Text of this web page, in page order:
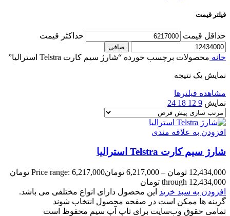
فیلتر قیمت
حداقل قیمت حداكثر قيمت
صافی
خانه محصولات برچسب خورده “شارژ سیم کارت Telstra استرالیا”
نمایش یک نتیجه
مشاهده فیلترها
نمایش 9
12
18
24
افزودن به علاقه مندی
شارژ سیم کارت Telstra استرالیا
12,434,000 تومان –
6,217,000 تومان
Price range: 6,217,000 تومان
through 12,434,000 تومان
افزودن به سبد خرید این محصول دارای انواع مختلفی می باشد.
گزینه ها ممکن است در صفحه محصول انتخاب شوند
تمامی حقوق وب‌سایت برای تاپ آپ سیم محفوظ است